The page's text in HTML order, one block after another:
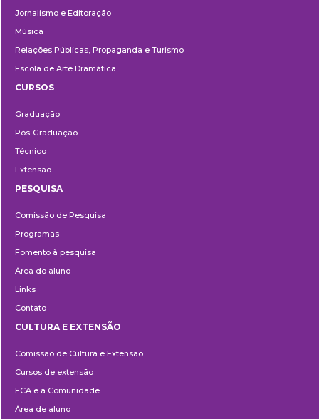
Jornalismo e Editoração
Música
Relações Públicas, Propaganda e Turismo
Escola de Arte Dramática
CURSOS
Graduação
Pós-Graduação
Técnico
Extensão
PESQUISA
Comissão de Pesquisa
Programas
Fomento à pesquisa
Área do aluno
Links
Contato
e
Extensão
CULTURA E EXTENSÃO
Comissão de Cultura e Extensão
Cursos de extensão
ECA e a Comunidade
Área de aluno